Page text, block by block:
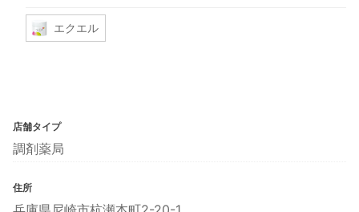
エクエル
店舗タイプ
調剤薬局
住所